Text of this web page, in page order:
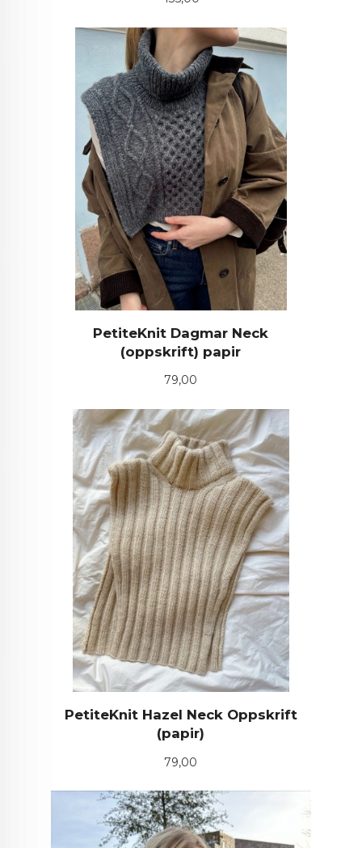
PetiteKnit Dagmar Neck
(oppskrift) papir
Pris
79,00
PetiteKnit Hazel Neck Oppskrift
(papir)
Pris
79,00